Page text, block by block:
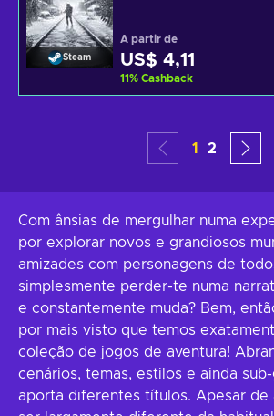
Steam
A partir de
US$ 4,11
11% Cashback
1 2
Com ânsias de mergulhar numa
por explorar novos e grandiosos
amizades com personagens de
simplesmente perder-te numa
e constantemente muda? Bem,
por mais visto que temos
coleção de jogos de aventura!
cenários, temas, estilos e ainda
aporta diferentes títulos. Apesar de